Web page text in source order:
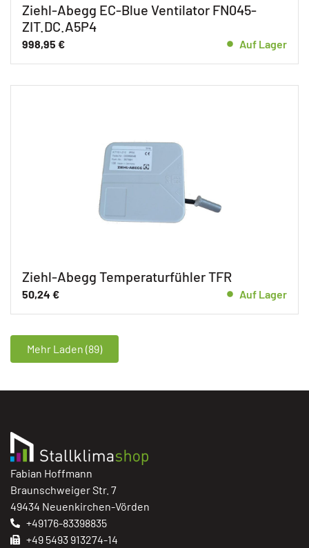
Ziehl-Abegg EC-Blue Ventilator FN045-
ZIT.DC.A5P4
998,95 € Auf Lager
Ziehl-Abegg Temperaturfühler TFR
50,24 € Auf Lager
Mehr Laden (89)
Fabian Hoffmann
Braunschweiger Str. 7
49434 Neuenkirchen-Vörden
+49176-83398835
+49 5493 913274-14